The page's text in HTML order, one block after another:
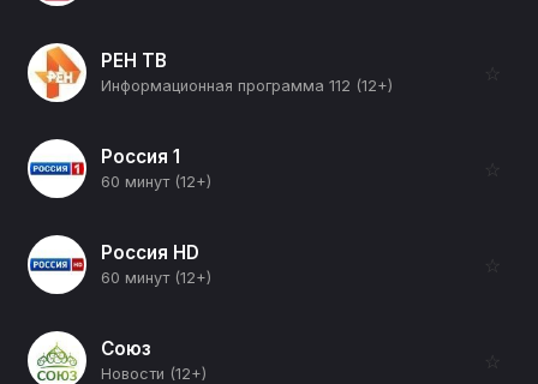
РЕН ТВ
Информационная программа 112 (12+)
☆
Россия 1
60 минут (12+)
☆
Россия HD
60 минут (12+)
☆
Союз
Новости (12+)
☆